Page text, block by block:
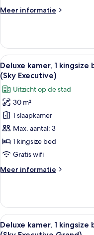
stad
Meer informatie
Meer
kamer,
eenpersoonsbedden,
uitzicht
op
stad
Alle
foto's
voor
Deluxe
kamer,
kingsize
bed,
toegang
de
Executive)
laden
8
Deluxe kamer, 1
(Sky Executive)
Uitzicht op de stad
30 m²
1 slaapkamer
Max. aantal: 3
1 kingsize bed
Gratis wifi
Meer informatie
Meer
kamer,
kingsize
bed,
Alle
foto's
9
Deluxe kamer, 1